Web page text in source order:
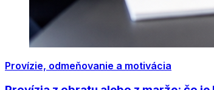
Provízie, odmeňovanie a motivácia